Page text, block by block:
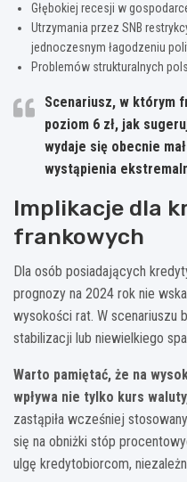
Głębokiej recesji w
Utrzymania przez SNB
jednoczesnym łagodzeniu
Problemów strukturalnych
Scenariusz, w którym
poziom 6 zł, jak
wydaje się obecnie
wystąpienia
Implikacje dla
frankowych
Dla osób posiadających
prognozy na 2024 rok nie
wysokości rat. W scenariuszu
stabilizacji lub niewielkiego
Warto pamiętać, że na
wpływa nie tylko kurs
zastąpiła wcześniej
się na obniżki stóp
ulgę kredytobiorcom,